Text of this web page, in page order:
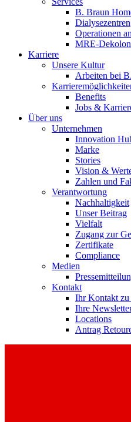
Produkt-Katalog
Finden Sie das Produkt,
Innovation Hub
Lassen Sie uns
B. Braun
Dialysezentren
Operationen
MRE-
Karriere
Unsere Kultur
Arbeiten bei
Benefits
Jobs &
Über uns
Unternehmen
Innovation
Marke
Stories
Vision &
Zahlen und
Verantwortung
Nachhaltigkeit
Unser Beitrag
Vielfalt
Zugang zur
Zertifikate
Compliance
Medien
Kontakt
Ihr Kontakt zu
Ihre
Locations
Antrag